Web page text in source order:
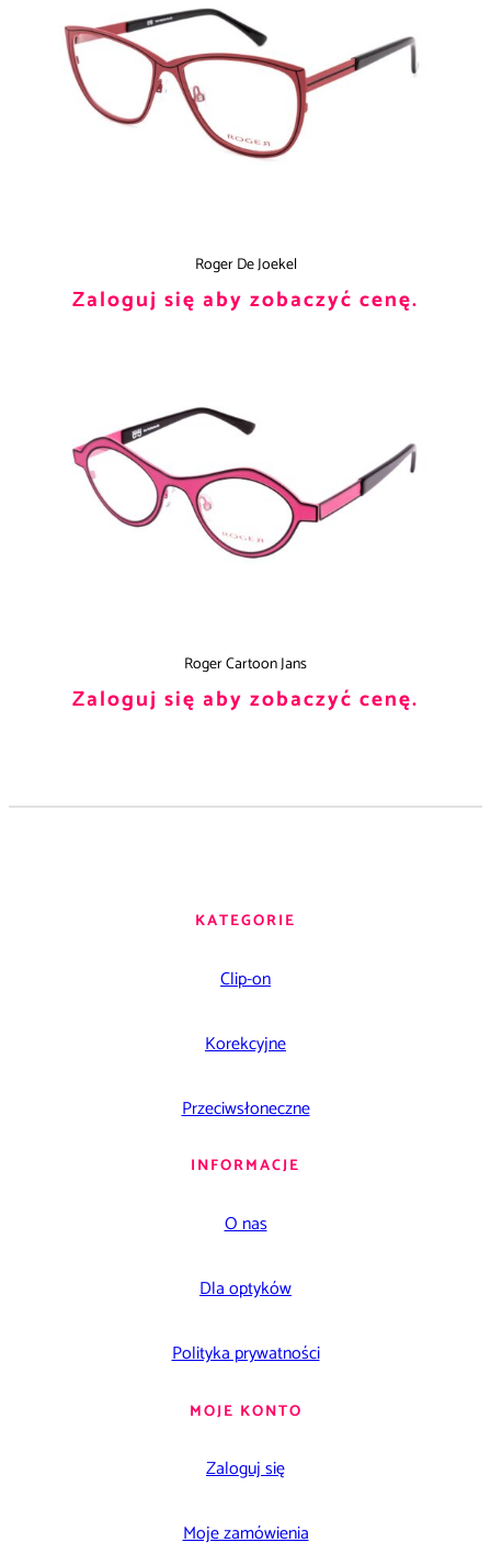
Roger De Joekel
Zaloguj się aby zobaczyć cenę.
Roger Cartoon Jans
Zaloguj się aby zobaczyć cenę.
KATEGORIE
Clip-on
Korekcyjne
Przeciwsłoneczne
INFORMACJE
O nas
Dla optyków
Polityka prywatności
MOJE KONTO
Zaloguj się
Moje zamówienia